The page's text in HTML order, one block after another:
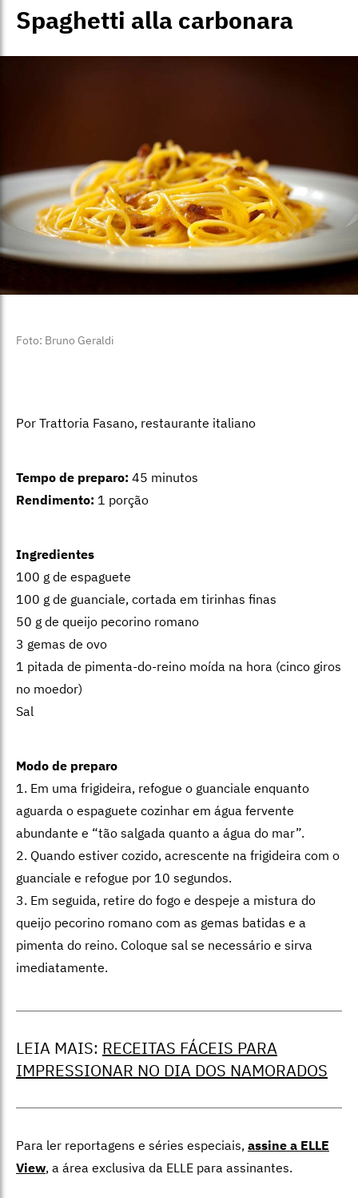
Spaghetti alla carbonara
Foto: Bruno Geraldi
Por Trattoria Fasano, restaurante italiano
Tempo de preparo: 45 minutos
Rendimento: 1 porção
Ingredientes
100 g de espaguete
100 g de guanciale, cortada em tirinhas finas
50 g de queijo pecorino romano
3 gemas de ovo
1 pitada de pimenta-do-reino moída na hora (cinco giros
no moedor)
Sal
Modo de preparo
1. Em uma frigideira, refogue o guanciale enquanto
aguarda o espaguete cozinhar em água fervente
abundante e “tão salgada quanto a água do mar”.
2. Quando estiver cozido, acrescente na frigideira com o
guanciale e refogue por 10 segundos.
3. Em seguida, retire do fogo e despeje a mistura do
queijo pecorino romano com as gemas batidas e a
pimenta do reino. Coloque sal se necessário e sirva
imediatamente.
LEIA MAIS: RECEITAS FÁCEIS PARA
IMPRESSIONAR NO DIA DOS NAMORADOS
Para ler reportagens e séries especiais, assine a ELLE
View, a área exclusiva da ELLE para assinantes.